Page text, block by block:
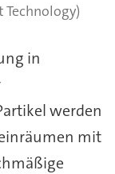
in
werden
mit